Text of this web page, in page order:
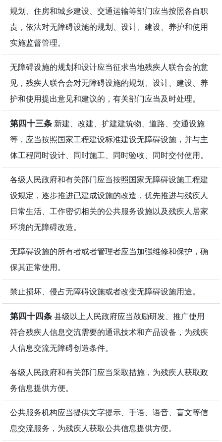
规划、住房和城乡建设、交通运输等部门应当按照各自职
责，依法对无障碍设施的规划、设计、建设、养护和使用
实施监督管理。
无障碍设施的规划和设计应当征求当地残疾人联合会的意
见，残疾人联合会对无障碍设施的规划、设计、建设、养
护和使用提出意见和建议的，有关部门应当及时处理。
第四十三条新建、改建、扩建建筑物、道路、交通设施
等，应当按照国家工程建设标准建设无障碍设施，并与主
体工程同时设计、同时施工、同时验收、同时交付使用。
各级人民政府和有关部门应当按照国家无障碍设施工程建
设规定，逐步推进已建成设施的改造，优先推进与残疾人
日常生活、工作密切相关的公共服务设施以及残疾人居家
环境的无障碍改造。
无障碍设施的所有者或者管理者应当加强维修和保护，确
保其正常使用。
禁止损坏、侵占无障碍设施或者改变无障碍设施用途。
第四十四条县级以上人民政府应当鼓励研发、推广使用
符合残疾人信息交流需要的通讯技术和产品设备，为残疾
人信息交流无障碍创造条件。
各级人民政府和有关部门应当采取措施，为残疾人获取政
务信息提供方便。
公共服务机构应当提供文字提示、手语、语音、盲文等信
息交流服务，为残疾人获取公共信息提供方便。